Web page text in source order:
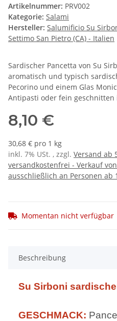
Artikelnummer: PRV002
Kategorie: Salami
Hersteller: Salumificio Su
Settimo San Pietro (CA) - Italien
Sardischer Pancetta von Su
aromatisch und typisch
Pecorino und einem Glas
Antipasti oder fein geschnitten
8,10 €
30,68 € pro 1 kg
inkl. 7% USt. , zzgl. Versand ab
versandkostenfrei - Verkauf
ausschließlich an Personen ab
Momentan nicht verfügbar
Beschreibung
Su Sirboni
GESCHMACK: